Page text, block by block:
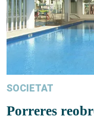
SOCIETAT
Porreres